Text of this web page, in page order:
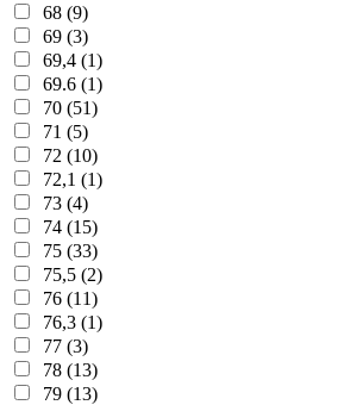
68 (9)
69 (3)
69,4 (1)
69.6 (1)
70 (51)
71 (5)
72 (10)
72,1 (1)
73 (4)
74 (15)
75 (33)
75,5 (2)
76 (11)
76,3 (1)
77 (3)
78 (13)
79 (13)